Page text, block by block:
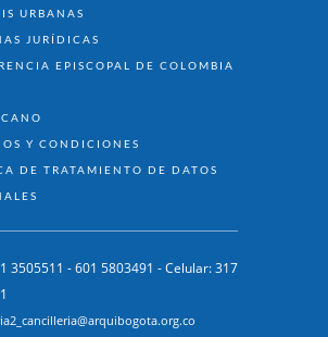
URBANAS
JURÍDICAS
EPISCOPAL DE COLOMBIA
Y CONDICIONES
DE TRATAMIENTO DE DATOS
3505511 - 601 5803491 - Celular: 317